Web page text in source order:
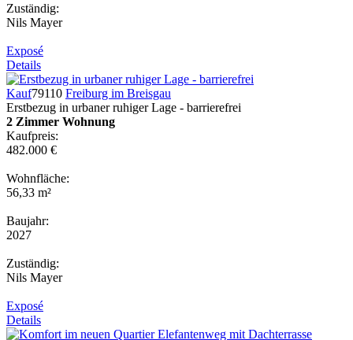
Zuständig:
Nils Mayer
Exposé
Details
Kauf79110 Freiburg im Breisgau
Erstbezug in urbaner ruhiger Lage - barrierefrei
2 Zimmer Wohnung
Kaufpreis:
482.000 €
Wohnfläche:
56,33 m²
Baujahr:
2027
Zuständig:
Nils Mayer
Exposé
Details